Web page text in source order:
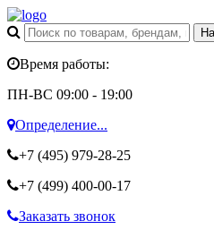
Время работы:
ПН-ВС 09:00 - 19:00
Определение...
+7 (495) 979-28-25
+7 (499) 400-00-17
Заказать звонок